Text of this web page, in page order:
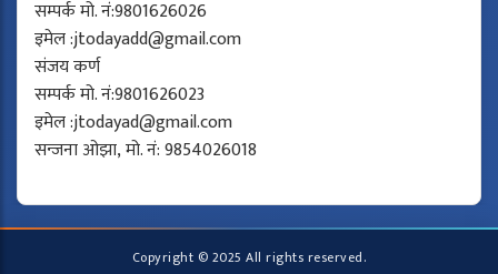
सम्पर्क मो. नं:9801626026
इमेल :jtodayadd@gmail.com
संजय कर्ण
सम्पर्क मो. नं:9801626023
इमेल :jtodayad@gmail.com
सन्जना ओझा, मो. नं: 9854026018
Copyright © 2025 All rights reserved.